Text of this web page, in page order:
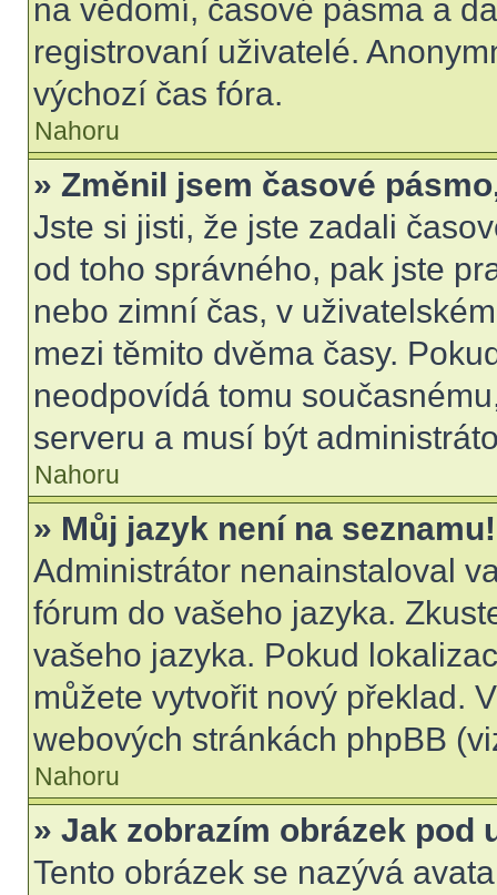
na vědomí, časové pásma a
registrovaní uživatelé.
výchozí čas fóra.
Nahoru
» Změnil jsem časové
Jste si jisti, že jste zadali
od toho správného, pak jste
nebo zimní čas, v
mezi těmito dvěma časy.
neodpovídá tomu
serveru a musí být
Nahoru
» Můj jazyk není na seznamu!
Administrátor nenainstaloval
fórum do vašeho jazyka.
vašeho jazyka. Pokud
můžete vytvořit nový překlad.
webových stránkách phpBB
Nahoru
» Jak zobrazím obrázek pod
Tento obrázek se nazývá